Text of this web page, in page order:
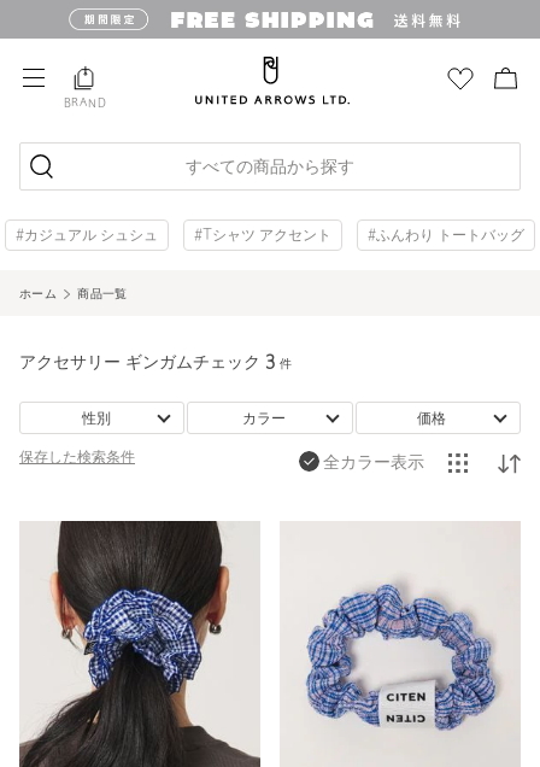
BRAND
すべての商品から探す
#カジュアル シュシュ #Tシャツ アクセント #ふんわり トートバッグ
ホーム 商品一覧
アクセサリー ギンガムチェック 3 件
性別 カラー 価格
保存した検索条件 全カラー表示